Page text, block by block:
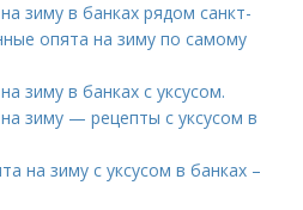
зиму в банках рядом санкт-
опята на зиму по самому
зиму в банках с уксусом.
зиму — рецепты с уксусом в
на зиму с уксусом в банках –